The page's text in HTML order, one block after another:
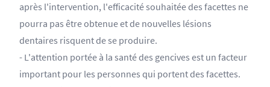
après l'intervention, l'efficacité souhaitée des facettes ne
pourra pas être obtenue et de nouvelles lésions
dentaires risquent de se produire.
- L'attention portée à la santé des gencives est un facteur
important pour les personnes qui portent des facettes.